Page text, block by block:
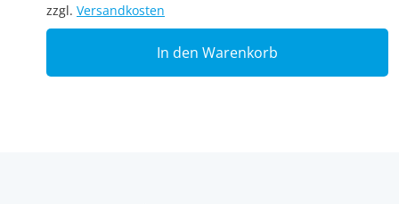
zzgl. Versandkosten
In den Warenkorb